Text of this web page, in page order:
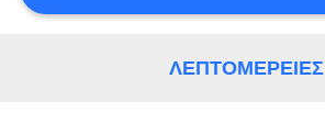
SITEMAP
ΛΕΠΤΟΜΈΡΕΙΕΣ